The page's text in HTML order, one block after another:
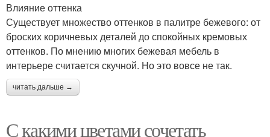
Влияние оттенка
Существует множество оттенков в палитре бежевого: от
броских коричневых деталей до спокойных кремовых
оттенков. По мнению многих бежевая мебель в
интерьере считается скучной. Но это вовсе не так.
читать дальше →
С какими цветами сочетать